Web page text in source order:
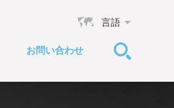
言語
お問い合わせ